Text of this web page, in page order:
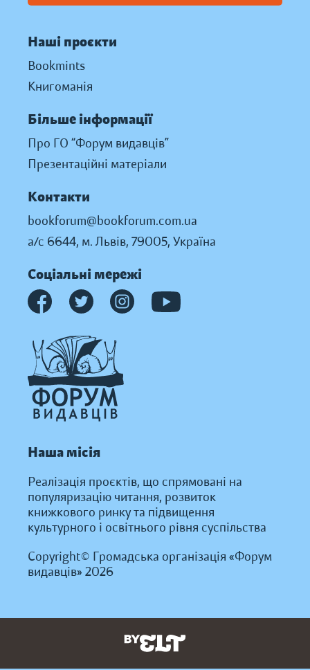
Наші проєкти
Bookmints
Книгоманія
Більше інформації
Про ГО “Форум видавців”
Презентаційні матеріали
Контакти
bookforum@bookforum.com.ua
а/с 6644, м. Львів, 79005, Україна
Соціальні мережі
Наша місія
Реалізація проєктів, що спрямовані на
популяризацію читання, розвиток
книжкового ринку та підвищення
культурного і освітнього рівня суспільства
Copyright© Громадська організація «Форум
видавців» 2026